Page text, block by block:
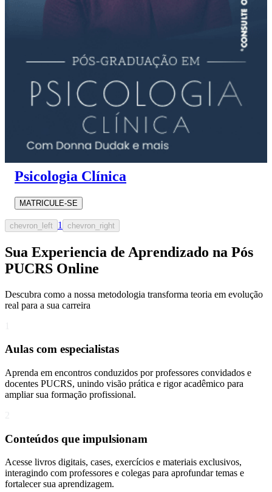
Psicologia Clínica
MATRICULE-SE
chevron_left 1 chevron_right
Sua Experiencia de Aprendizado na Pós
PUCRS Online
Descubra como a nossa metodologia transforma teoria em evolução
real para a sua carreira​
Aulas com especialistas
Aprenda em encontros conduzidos por professores convidados e
docentes PUCRS, unindo visão prática e rigor acadêmico para
ampliar sua formação profissional.
Conteúdos que impulsionam
Acesse livros digitais, cases, exercícios e materiais exclusivos,
interagindo com professores e colegas para aprofundar temas e
fortalecer sua aprendizagem.